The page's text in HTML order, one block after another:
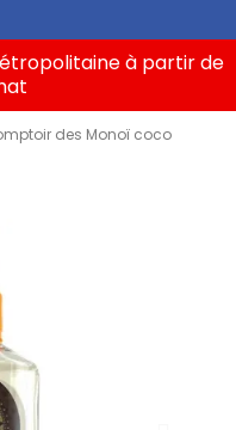
à partir de
des Monoï coco